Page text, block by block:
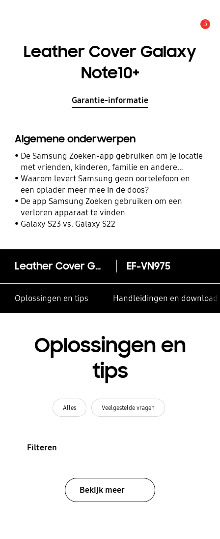
3
Leather Cover Galaxy
Note10+
Garantie-informatie
Algemene onderwerpen
De Samsung Zoeken-app gebruiken om je locatie
met vrienden, kinderen, familie en andere
contacten te delen
Waarom levert Samsung geen oortelefoon en
een oplader meer mee in de doos?
De app Samsung Zoeken gebruiken om een
verloren apparaat te vinden
Galaxy S23 vs. Galaxy S22
Leather Cover Galaxy Note10+ EF-VN975
Oplossingen en tips Handleidingen en
Oplossingen en
tips
Alles Veelgestelde vragen
Filteren
Bekijk meer